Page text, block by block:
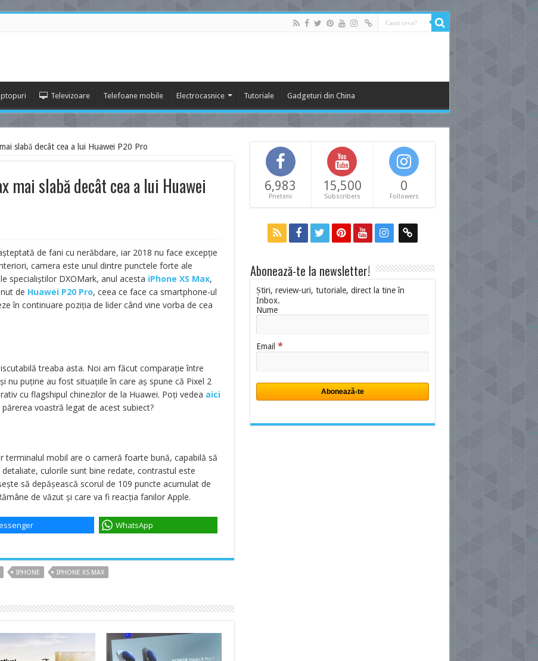
Televizoare Telefoane mobile Electrocasnice Tutoriale Gadgeturi din China
slabă decât cea a lui Huawei P20 Pro
mai slabă decât cea a lui Huawei
de fani cu nerăbdare, iar 2018 nu face excepție
camera este unul dintre punctele forte ale
specialiștilor DXOMark, anul acesta iPhone XS Max,
de Huawei P20 Pro, ceea ce face ca smartphone-ul
în continuare poziția de lider când vine vorba de cea
treaba asta. Noi am făcut comparație între
nu puține au fost situațiile în care aș spune că Pixel 2
cu flagshipul chinezilor de la Huawei. Poți vedea aici
voastră legat de acest subiect?
terminalul mobil are o cameră foarte bună, capabilă să
culorile sunt bine redate, contrastul este
să depășească scorul de 109 puncte acumulat de
de văzut și care va fi reacția fanilor Apple.
WhatsApp
IPHONE IPHONE XS MAX
6,983
Prieteni
15,500
Subscribers
0
Followers
Abonează-te la newsletter!
Știri, review-uri, tutoriale, direct la tine în
Inbox.
Nume
Email *